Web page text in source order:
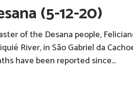
(5-12-20)
of the Desana people,
River, in São Gabriel da
have been reported since...